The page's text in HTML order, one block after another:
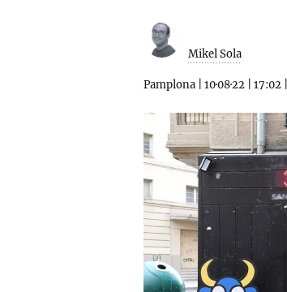
Mikel Sola
Pamplona 10·08·22 17:02